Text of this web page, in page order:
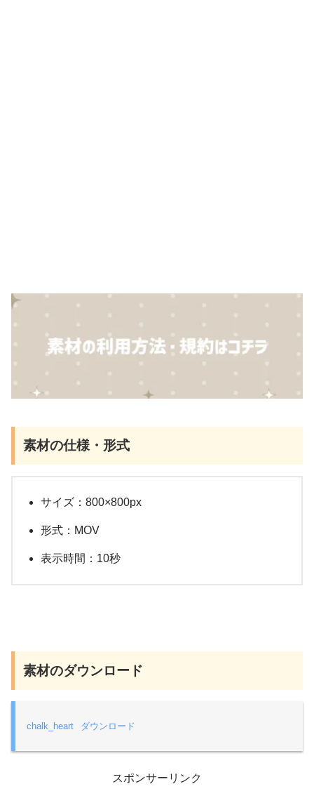
素材の仕様・形式
サイズ：800×800px
形式：MOV
表示時間：10秒
素材のダウンロード
chalk_heart ダウンロード
スポンサーリンク